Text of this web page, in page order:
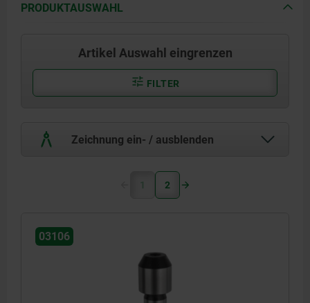
PRODUKTAUSWAHL
Artikel Auswahl eingrenzen
FILTER
Zeichnung ein- / ausblenden
1 2
03106